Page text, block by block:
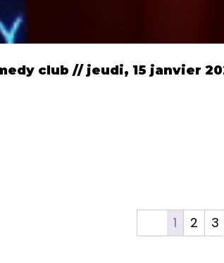
club // jeudi, 15 janvier
1 2 3